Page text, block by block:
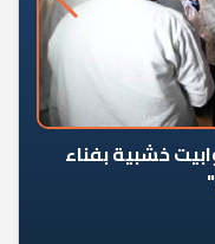
الآثار»: العُثور على 10 توابيت خشبية بفناء